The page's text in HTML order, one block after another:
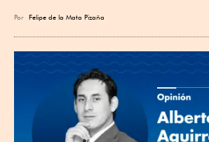
Por Felipe de la Mata Pizaña